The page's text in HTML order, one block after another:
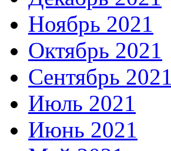
Ноябрь 2021
Октябрь 2021
Сентябрь 2021
Июль 2021
Июнь 2021